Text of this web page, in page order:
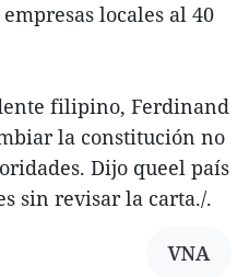
locales al 40
filipino, Ferdinand
la constitución no
Dijo queel país
sin revisar la carta./.
VNA